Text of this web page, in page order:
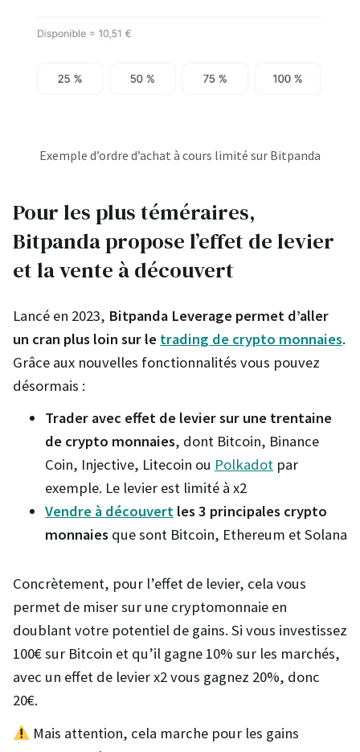
Exemple d’ordre d’achat à cours limité sur Bitpanda
Pour les plus téméraires,
Bitpanda propose l’effet de levier
et la vente à découvert
Lancé en 2023, Bitpanda Leverage permet d’aller
un cran plus loin sur le trading de crypto monnaies.
Grâce aux nouvelles fonctionnalités vous pouvez
désormais :
Trader avec effet de levier sur une trentaine
de crypto monnaies, dont Bitcoin, Binance
Coin, Injective, Litecoin ou Polkadot par
exemple. Le levier est limité à x2
Vendre à découvert les 3 principales crypto
monnaies que sont Bitcoin, Ethereum et Solana
Concrètement, pour l’effet de levier, cela vous
permet de miser sur une cryptomonnaie en
doublant votre potentiel de gains. Si vous investissez
100€ sur Bitcoin et qu’il gagne 10% sur les marchés,
avec un effet de levier x2 vous gagnez 20%, donc
20€.
Mais attention, cela marche pour les gains